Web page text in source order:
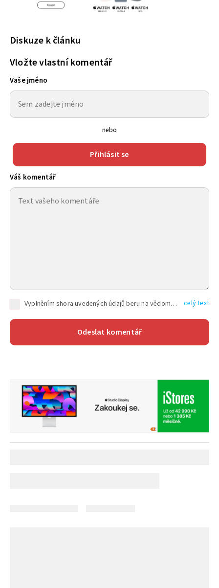
Diskuze k článku
Vložte vlastní komentář
Vaše jméno
nebo
Přihlásit se
Váš komentář
Vyplněním shora uvedených údajů beru na vědomí, že společnost TEXT FACTORY s.r.o., sídlem Brno, Durďákova 336/29, Černá Pole, PSČ: 613 00, IČ: 06157831, zapsané u Krajského soudu v Brně, oddíl C, vložka 100399, bude zpracovávat mé osobní údaje uvedené v rámci mnou vyplněného registračního formuláře na základě oprávněných zájmů TEXT FACTORY s.r.o. dle čl. 6 odst. 1 písm. f) GDPR a pro splnění právních povinností (čl. 6 odst. 1 písm. c) GDPR), a to pro tyto účely: nezbytnost zajistit oprávnění návštěvníka webových stránek provozovaných společností TEXT FACTORY s.r.o. přispívat aktivně ke zveřejněným článkům nebo v rámci diskusních fór a výkon práv TEXT FACTORY s.r.o. jako administrátora těchto diskusních fór. Více informací o zpracování osobních údajů a právech lze nalézt v celý text